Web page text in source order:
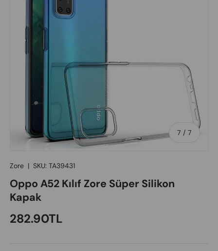
7 / of
7
Zore | SKU: TA39431
Oppo A52 Kılıf Zore Süper Silikon
Kapak
Regular price
282.90TL